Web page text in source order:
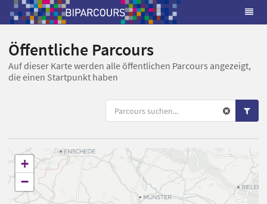
Öffentliche Parcours
Auf dieser Karte werden alle öffentlichen Parcours angezeigt,
die einen Startpunkt haben
+
−